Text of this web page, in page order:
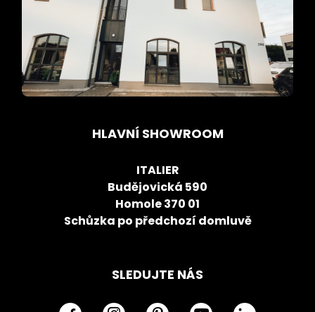
HLAVNÍ SHOWROOM
ITALIER
Budějovická 590
Homole 370 01
Schůzka po předchozí domluvě
SLEDUJTE NÁS